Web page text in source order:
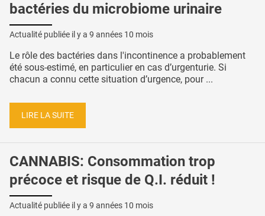
bactéries du microbiome urinaire
Actualité publiée il y a 9 années 10 mois
Le rôle des bactéries dans l'incontinence a probablement
été sous-estimé, en particulier en cas d’urgenturie. Si
chacun a connu cette situation d’urgence, pour ...
LIRE LA SUITE
CANNABIS: Consommation trop
précoce et risque de Q.I. réduit !
Actualité publiée il y a 9 années 10 mois